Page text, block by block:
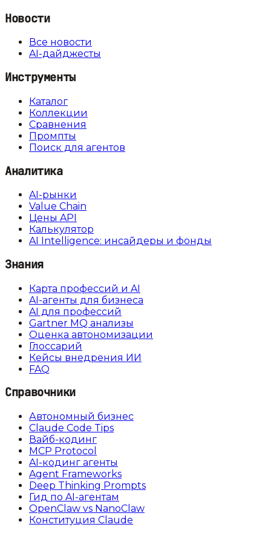
Новости
Все новости
AI-дайджесты
Инструменты
Каталог
Коллекции
Сравнения
Промпты
Поиск для агентов
Аналитика
AI-рынки
Value Chain
Цены API
Калькулятор
AI Intelligence: инсайдеры и фонды
Знания
Карта профессий и AI
AI-агенты для бизнеса
AI для профессий
Gartner MQ анализы
Оценка автономизации
Глоссарий
Кейсы внедрения ИИ
FAQ
Справочники
Автономный бизнес
Claude Code Tips
Вайб-кодинг
MCP Protocol
AI-кодинг агенты
Agent Frameworks
Deep Thinking Prompts
Гид по AI-агентам
OpenClaw vs NanoClaw
Конституция Claude